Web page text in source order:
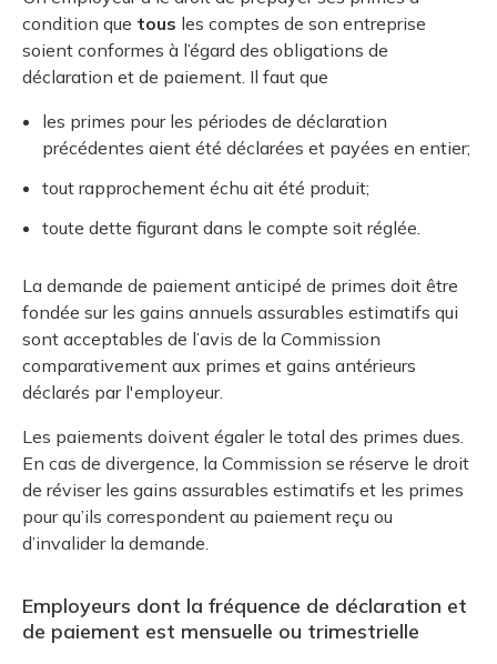
condition que tous les comptes de son entreprise
soient conformes à l’égard des obligations de
déclaration et de paiement. Il faut que
les primes pour les périodes de déclaration
précédentes aient été déclarées et payées en entier;
tout rapprochement échu ait été produit;
toute dette figurant dans le compte soit réglée.
La demande de paiement anticipé de primes doit être
fondée sur les gains annuels assurables estimatifs qui
sont acceptables de l’avis de la Commission
comparativement aux primes et gains antérieurs
déclarés par l'employeur.
Les paiements doivent égaler le total des primes dues.
En cas de divergence, la Commission se réserve le droit
de réviser les gains assurables estimatifs et les primes
pour qu’ils correspondent au paiement reçu ou
d’invalider la demande.
Employeurs dont la fréquence de déclaration et
de paiement est mensuelle ou trimestrielle